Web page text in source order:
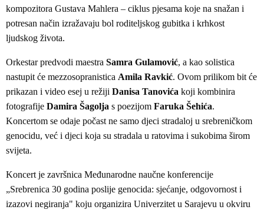
kompozitora Gustava Mahlera – ciklus pjesama koje na snažan i
potresan način izražavaju bol roditeljskog gubitka i krhkost
ljudskog života.
Orkestar predvodi maestra Samra Gulamović, a kao solistica
nastupit će mezzosopranistica Amila Ravkić. Ovom prilikom bit će
prikazan i video esej u režiji Danisa Tanovića koji kombinira
fotografije Damira Šagolja s poezijom Faruka Šehića.
Koncertom se odaje počast ne samo djeci stradaloj u srebreničkom
genocidu, već i djeci koja su stradala u ratovima i sukobima širom
svijeta.
Koncert je završnica Međunarodne naučne konferencije
„Srebrenica 30 godina poslije genocida: sjećanje, odgovornost i
izazovi negiranja" koju organizira Univerzitet u Sarajevu u okviru